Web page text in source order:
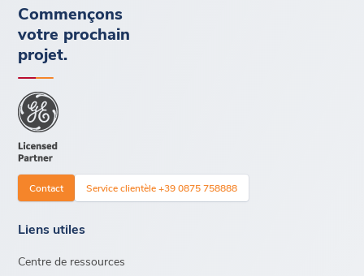
Commençons
votre prochain
projet.
Contact Service clientèle +39 0875 758888
Liens utiles
Centre de ressources